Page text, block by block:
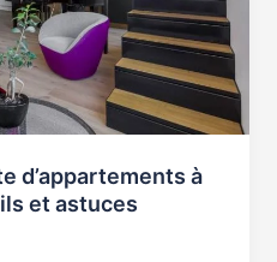
d’appartements à
et astuces